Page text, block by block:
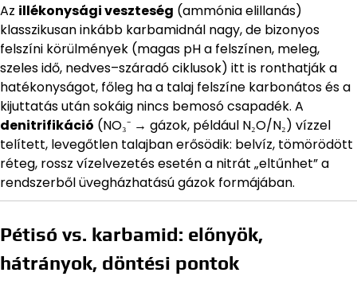
Az illékonysági veszteség (ammónia elillanás)
klasszikusan inkább karbamidnál nagy, de bizonyos
felszíni körülmények (magas pH a felszínen, meleg,
szeles idő, nedves–száradó ciklusok) itt is ronthatják a
hatékonyságot, főleg ha a talaj felszíne karbonátos és a
kijuttatás után sokáig nincs bemosó csapadék. A
denitrifikáció (NO₃⁻ → gázok, például N₂O/N₂) vízzel
telített, levegőtlen talajban erősödik: belvíz, tömörödött
réteg, rossz vízelvezetés esetén a nitrát „eltűnhet” a
rendszerből üvegházhatású gázok formájában.
Pétisó vs. karbamid: előnyök,
hátrányok, döntési pontok